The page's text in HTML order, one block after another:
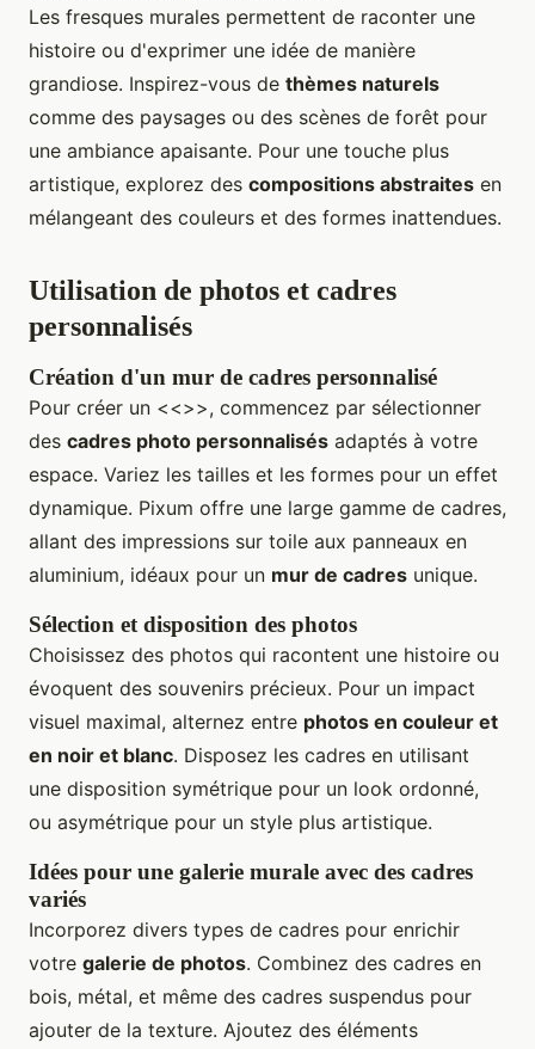
Les fresques murales permettent de raconter une
histoire ou d'exprimer une idée de manière
grandiose. Inspirez-vous de thèmes naturels
comme des paysages ou des scènes de forêt pour
une ambiance apaisante. Pour une touche plus
artistique, explorez des compositions abstraites en
mélangeant des couleurs et des formes inattendues.
Utilisation de photos et cadres
personnalisés
Création d'un mur de cadres personnalisé
Pour créer un <<>>, commencez par sélectionner
des cadres photo personnalisés adaptés à votre
espace. Variez les tailles et les formes pour un effet
dynamique. Pixum offre une large gamme de cadres,
allant des impressions sur toile aux panneaux en
aluminium, idéaux pour un mur de cadres unique.
Sélection et disposition des photos
Choisissez des photos qui racontent une histoire ou
évoquent des souvenirs précieux. Pour un impact
visuel maximal, alternez entre photos en couleur et
en noir et blanc. Disposez les cadres en utilisant
une disposition symétrique pour un look ordonné,
ou asymétrique pour un style plus artistique.
Idées pour une galerie murale avec des cadres
variés
Incorporez divers types de cadres pour enrichir
votre galerie de photos. Combinez des cadres en
bois, métal, et même des cadres suspendus pour
ajouter de la texture. Ajoutez des éléments